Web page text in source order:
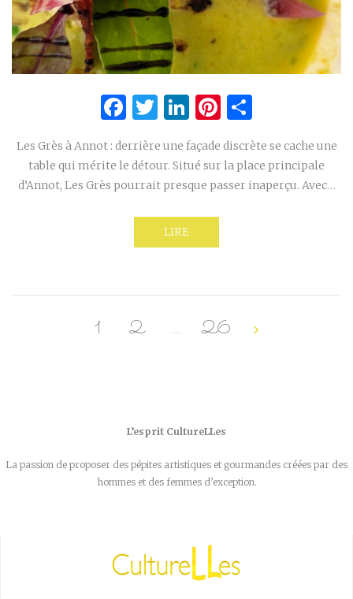
Facebook
Twitter
LinkedIn
Pinterest
Les Grès à Annot : derrière une façade discrète se cache une
table qui mérite le détour. Situé sur la place principale
d’Annot, Les Grès pourrait presque passer inaperçu. Avec…
LIRE
1 2 … 26
L’esprit CultureLLes
La passion de proposer des pépites artistiques et gourmandes créées par des
hommes et des femmes d’exception.